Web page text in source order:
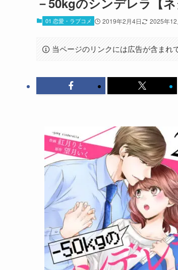
01 恋愛・ラブコメ 2019年2月4日 2025年12
当ページのリンクには広告が含まれ